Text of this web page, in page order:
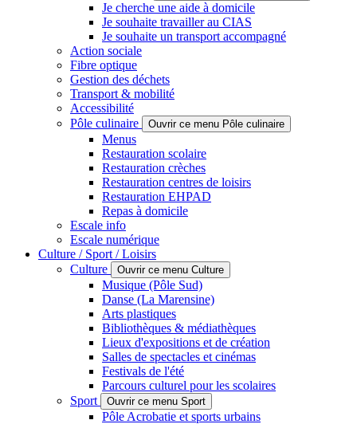
Je cherche une aide à domicile
Je souhaite travailler au CIAS
Je souhaite un transport accompagné
Action sociale
Fibre optique
Gestion des déchets
Transport & mobilité
Accessibilité
Pôle culinaire
Ouvrir ce menu Pôle culinaire
Menus
Restauration scolaire
Restauration crèches
Restauration centres de loisirs
Restauration EHPAD
Repas à domicile
Escale info
Escale numérique
Culture / Sport / Loisirs
Culture
Ouvrir ce menu Culture
Musique (Pôle Sud)
Danse (La Marensine)
Arts plastiques
Bibliothèques & médiathèques
Lieux d'expositions et de création
Salles de spectacles et cinémas
Festivals de l'été
Parcours culturel pour les scolaires
Sport
Ouvrir ce menu Sport
Pôle Acrobatie et sports urbains